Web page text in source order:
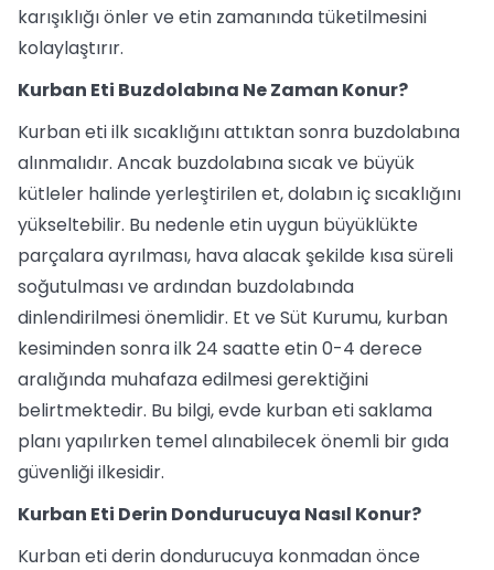
karışıklığı önler ve etin zamanında tüketilmesini
kolaylaştırır.
Kurban Eti Buzdolabına Ne Zaman Konur?
Kurban eti ilk sıcaklığını attıktan sonra buzdolabına
alınmalıdır. Ancak buzdolabına sıcak ve büyük
kütleler halinde yerleştirilen et, dolabın iç sıcaklığını
yükseltebilir. Bu nedenle etin uygun büyüklükte
parçalara ayrılması, hava alacak şekilde kısa süreli
soğutulması ve ardından buzdolabında
dinlendirilmesi önemlidir. Et ve Süt Kurumu, kurban
kesiminden sonra ilk 24 saatte etin 0-4 derece
aralığında muhafaza edilmesi gerektiğini
belirtmektedir. Bu bilgi, evde kurban eti saklama
planı yapılırken temel alınabilecek önemli bir gıda
güvenliği ilkesidir.
Kurban Eti Derin Dondurucuya Nasıl Konur?
Kurban eti derin dondurucuya konmadan önce